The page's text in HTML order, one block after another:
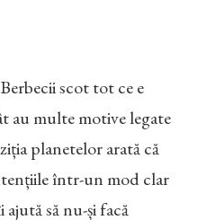
scot tot ce e
au multe motive legate
planetelor arată că
într-un mod clar
să nu-și facă